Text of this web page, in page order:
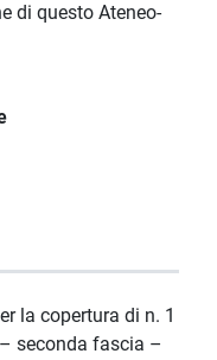
di questo Ateneo-
la copertura di n. 1
seconda fascia –